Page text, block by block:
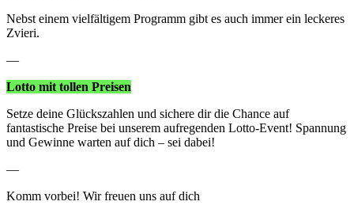
Nebst einem vielfältigem Programm gibt es auch immer ein leckeres
Zvieri.
—
Lotto mit tollen Preisen
Setze deine Glückszahlen und sichere dir die Chance auf
fantastische Preise bei unserem aufregenden Lotto-Event! Spannung
und Gewinne warten auf dich – sei dabei!
—
Komm vorbei! Wir freuen uns auf dich